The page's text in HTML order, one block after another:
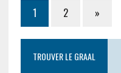
1 2 »
TROUVER LE GRAAL